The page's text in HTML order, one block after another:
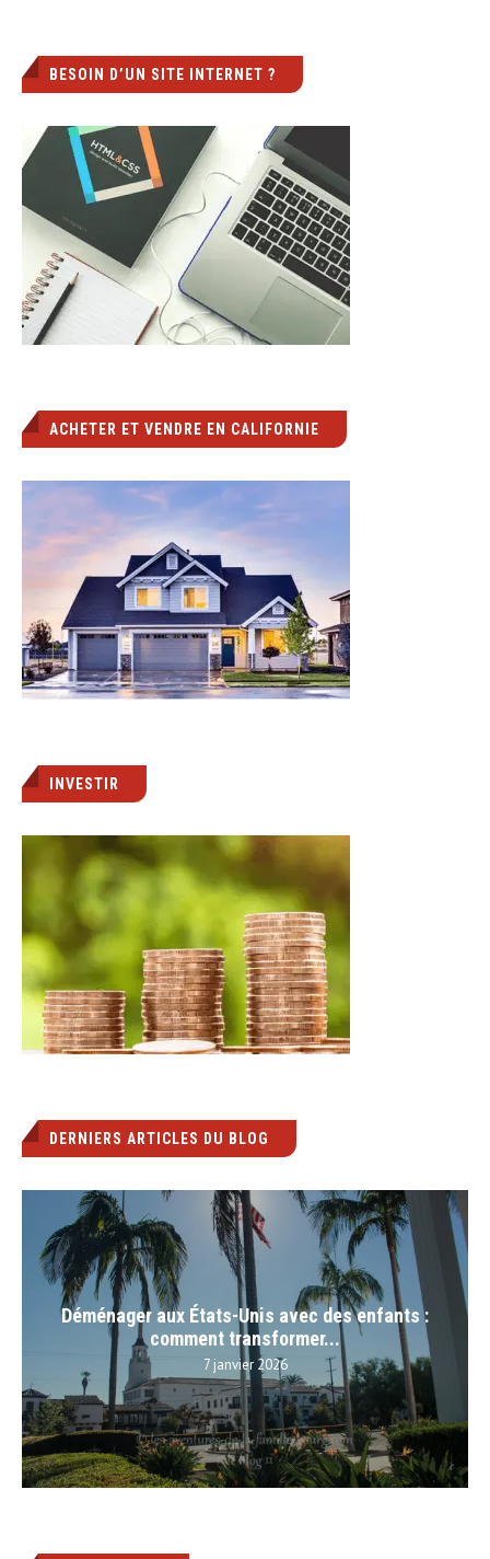
BESOIN D’UN SITE INTERNET ?
ACHETER ET VENDRE EN CALIFORNIE
INVESTIR
DERNIERS ARTICLES DU BLOG
Déménager aux États-Unis avec des enfants :
comment transformer...
7 janvier 2026